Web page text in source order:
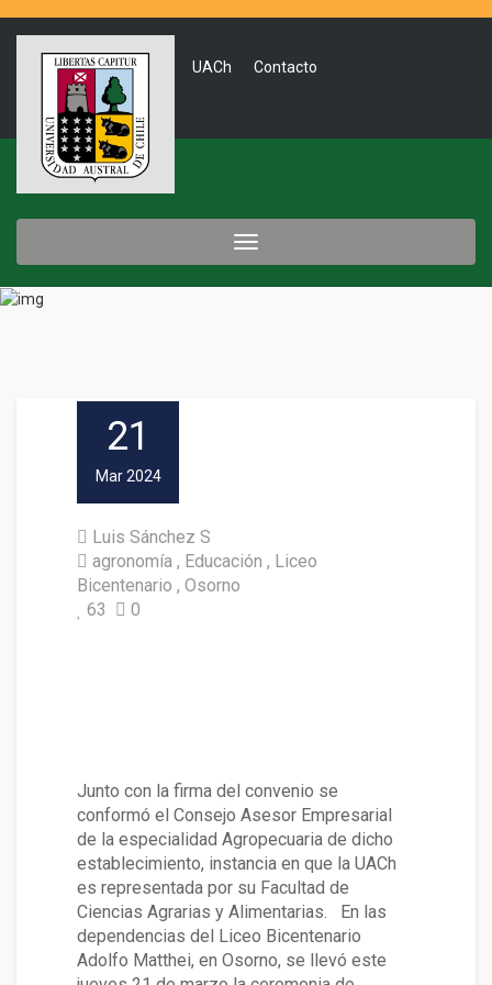
UACh Contacto
Toggle
navigation
21
Mar 2024
Luis Sánchez S
agronomía
Educación
Liceo
Bicentenario
Osorno
63
0
Junto con la firma del convenio se
conformó el Consejo Asesor Empresarial
de la especialidad Agropecuaria de dicho
establecimiento, instancia en que la UACh
es representada por su Facultad de
Ciencias Agrarias y Alimentarias. En las
dependencias del Liceo Bicentenario
Adolfo Matthei, en Osorno, se llevó este